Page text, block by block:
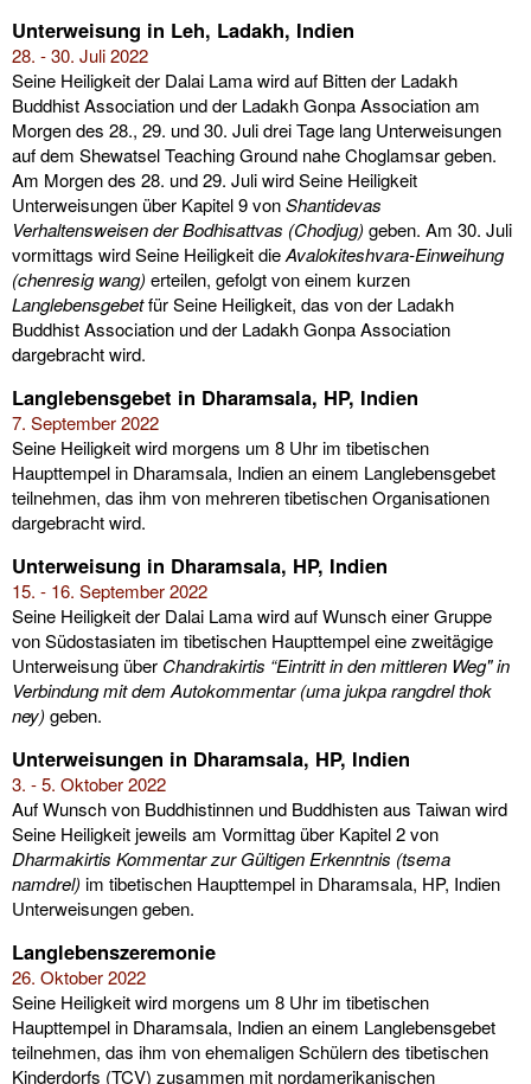
Unterweisung in Leh, Ladakh, Indien
28. - 30. Juli 2022
Seine Heiligkeit der Dalai Lama wird auf Bitten der Ladakh
Buddhist Association und der Ladakh Gonpa Association am
Morgen des 28., 29. und 30. Juli drei Tage lang Unterweisungen
auf dem Shewatsel Teaching Ground nahe Choglamsar geben.
Am Morgen des 28. und 29. Juli wird Seine Heiligkeit
Unterweisungen über Kapitel 9 vonShantidevas
Verhaltensweisen der Bodhisattvas (Chodjug) geben. Am 30. Juli
vormittags wird Seine Heiligkeit dieAvalokiteshvara-Einweihung
(chenresig wang) erteilen, gefolgt von einem kurzen
Langlebensgebetfür Seine Heiligkeit, das von der Ladakh
Buddhist Association und der Ladakh Gonpa Association
dargebracht wird.
Langlebensgebet in Dharamsala, HP, Indien
7. September 2022
Seine Heiligkeit wird morgens um 8 Uhr im tibetischen
Haupttempel in Dharamsala, Indien an einem Langlebensgebet
teilnehmen, das ihm von mehreren tibetischen Organisationen
dargebracht wird.
Unterweisung in Dharamsala, HP, Indien
15. - 16. September 2022
Seine Heiligkeit der Dalai Lama wird auf Wunsch einer Gruppe
von Südostasiaten im tibetischen Haupttempel eine zweitägige
Unterweisung über Chandrakirtis “Eintritt in den mittleren Weg" in
Verbindung mit dem Autokommentar (uma jukpa rangdrel thok
ney) geben.
Unterweisungen in Dharamsala, HP, Indien
3. - 5. Oktober 2022
Auf Wunsch von Buddhistinnen und Buddhisten aus Taiwan wird
Seine Heiligkeit jeweils am Vormittag über Kapitel 2 von
Dharmakirtis Kommentar zur Gültigen Erkenntnis (tsema
namdrel) im tibetischen Haupttempel in Dharamsala, HP, Indien
Unterweisungen geben.
Langlebenszeremonie
26. Oktober 2022
Seine Heiligkeit wird morgens um 8 Uhr im tibetischen
Haupttempel in Dharamsala, Indien an einem Langlebensgebet
teilnehmen, das ihm von ehemaligen Schülern des tibetischen
Kinderdorfs (TCV) zusammen mit nordamerikanischen